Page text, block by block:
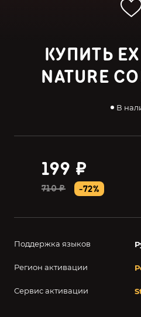
КУПИТЬ EX
NATURE
В
199 ₽
710 ₽ -72%
Поддержка языков
Регион активации
Сервис активации